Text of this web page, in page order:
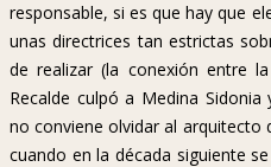
responsable, si es que hay que
unas directrices tan estrictas
de realizar (la conexión entre
Recalde culpó a Medina
no conviene olvidar al arquitecto
cuando en la década siguiente